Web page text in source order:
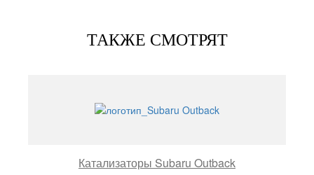
ТАКЖЕ СМОТРЯТ
Катализаторы Subaru Outback